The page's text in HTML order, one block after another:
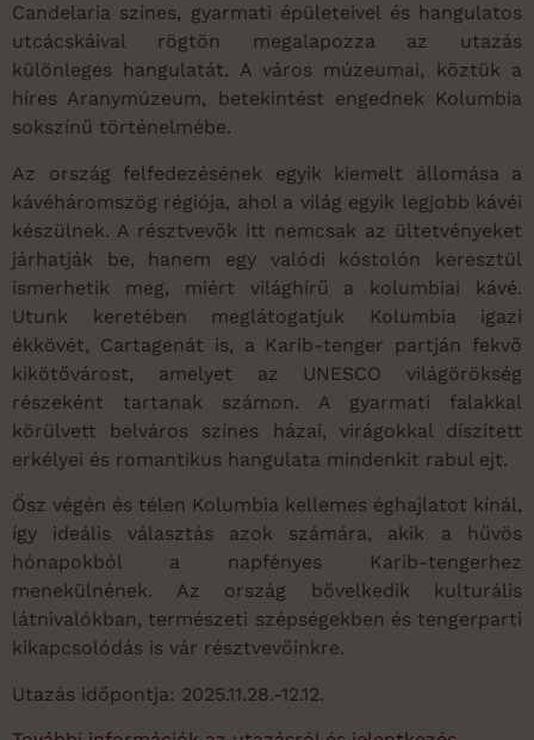
Candelaria színes, gyarmati épületeivel és hangulatos
utcácskáival rögtön megalapozza az utazás
különleges hangulatát. A város múzeumai, köztük a
híres Aranymúzeum, betekintést engednek Kolumbia
sokszínű történelmébe.
Az ország felfedezésének egyik kiemelt állomása a
kávéháromszög régiója, ahol a világ egyik legjobb kávéi
készülnek. A résztvevők itt nemcsak az ültetvényeket
járhatják be, hanem egy valódi kóstolón keresztül
ismerhetik meg, miért világhírű a kolumbiai kávé.
Utunk keretében meglátogatjuk Kolumbia igazi
ékkövét, Cartagenát is, a Karib-tenger partján fekvő
kikötővárost, amelyet az UNESCO világörökség
részeként tartanak számon. A gyarmati falakkal
körülvett belváros színes házai, virágokkal díszített
erkélyei és romantikus hangulata mindenkit rabul ejt.
Ősz végén és télen Kolumbia kellemes éghajlatot kínál,
így ideális választás azok számára, akik a hűvös
hónapokból a napfényes Karib-tengerhez
menekülnének. Az ország bővelkedik kulturális
látnivalókban, természeti szépségekben és tengerparti
kikapcsolódás is vár résztvevőinkre.
Utazás időpontja: 2025.11.28.-12.12.